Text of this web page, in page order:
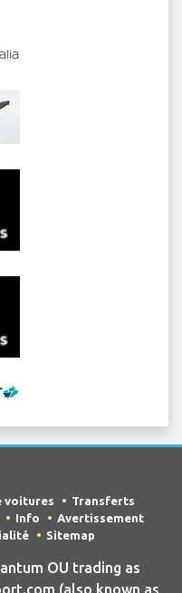
voitures
Transferts
Info
Avertissement
Sitemap
OU trading as
(also known as